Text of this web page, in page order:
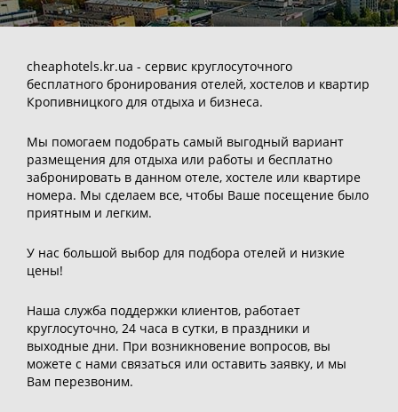
cheaphotels.kr.ua - сервис круглосуточного
бесплатного бронирования отелей, хостелов и квартир
Кропивницкого для отдыха и бизнеса.
Мы помогаем подобрать самый выгодный вариант
размещения для отдыха или работы и бесплатно
забронировать в данном отеле, хостеле или квартире
номера. Мы сделаем все, чтобы Ваше посещение было
приятным и легким.
У нас большой выбор для подбора отелей и низкие
цены!
Наша служба поддержки клиентов, работает
круглосуточно, 24 часа в сутки, в праздники и
выходные дни. При возникновение вопросов, вы
можете с нами связаться или оставить заявку, и мы
Вам перезвоним.